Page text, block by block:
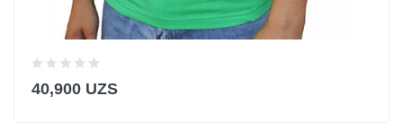
40,900 UZS